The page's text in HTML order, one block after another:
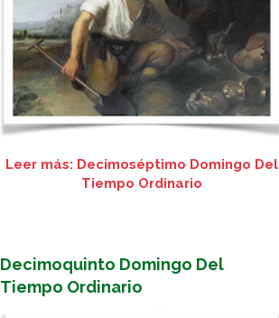
Leer más: Decimoséptimo Domingo Del
Tiempo Ordinario
Decimoquinto Domingo Del
Tiempo Ordinario